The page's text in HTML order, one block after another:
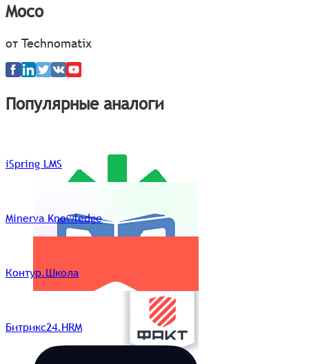
Moco
от Technomatix
Популярные аналоги
iSpring LMS
Minerva Knowledge
Контур.Школа
Битрикс24.HRM